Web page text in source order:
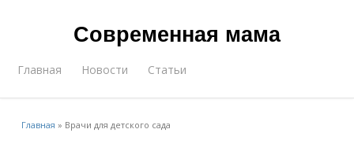
Современная мама
Главная Новости Статьи
Главная » Врачи для детского сада